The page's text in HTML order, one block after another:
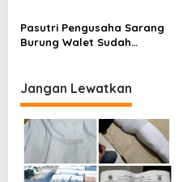
Pasutri Pengusaha Sarang
Burung Walet Sudah
Segera Lakukan Penahanan
Jangan Lewatkan